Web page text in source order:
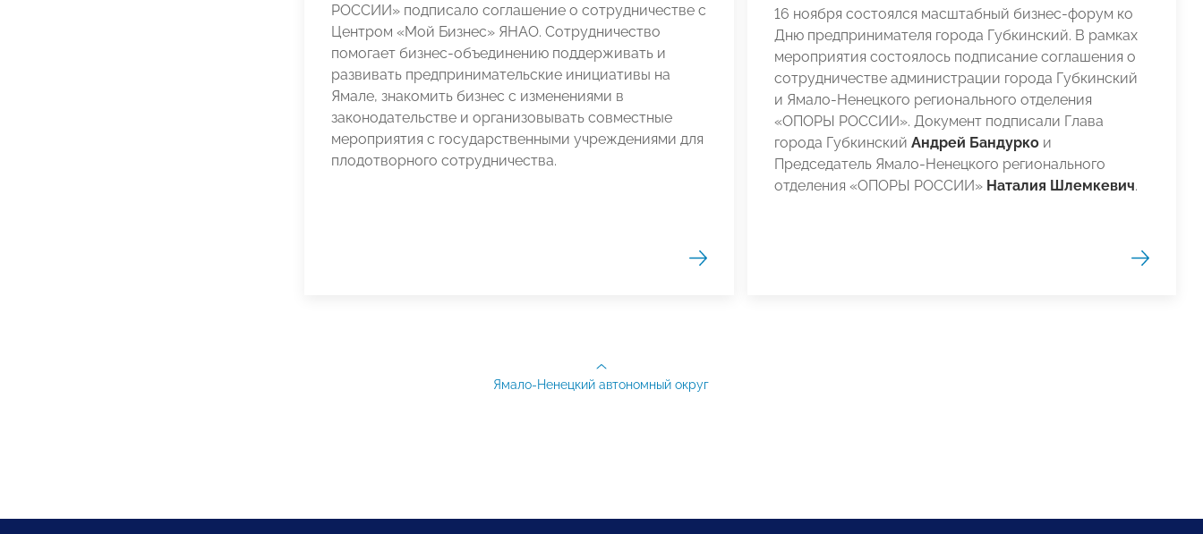
РОССИИ» подписало соглашение о сотрудничестве с
Центром «Мой Бизнес» ЯНАО. Сотрудничество
помогает бизнес-объединению поддерживать и
развивать предпринимательские инициативы на
Ямале, знакомить бизнес с изменениями в
законодательстве и организовывать совместные
мероприятия с государственными учреждениями для
плодотворного сотрудничества.
16 ноября состоялся масштабный бизнес-форум ко
Дню предпринимателя города Губкинский. В рамках
мероприятия состоялось подписание соглашения о
сотрудничестве администрации города Губкинский
и Ямало-Ненецкого регионального отделения
«ОПОРЫ РОССИИ». Документ подписали Глава
города Губкинский Андрей Бандуркои
Председатель Ямало-Ненецкого регионального
отделения «ОПОРЫ РОССИИ» Наталия Шлемкевич.
Ямало-Ненецкий автономный округ